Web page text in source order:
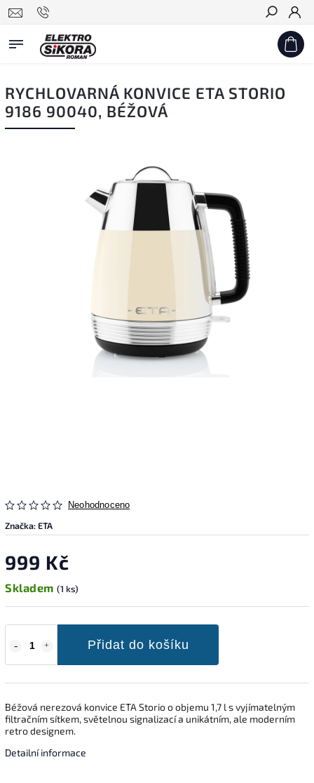
Hledat
RYCHLOVARNÁ KONVICE ETA STORIO
9186 90040, BÉŽOVÁ
Neohodnoceno
Značka:ETA
999 Kč
Skladem (1 ks)
Přidat do košíku
Béžová nerezová konvice ETA Storio o objemu 1,7 l s vyjímatelným
filtračním sítkem, světelnou signalizací a unikátním, ale moderním
retro designem.
Detailní informace